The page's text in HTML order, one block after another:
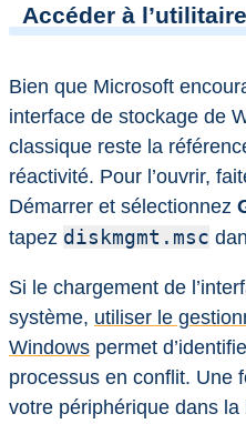
Accéder à
Bien que Microsoft
interface de stockage de
classique reste la
réactivité. Pour l’ouvrir,
Démarrer et sélectionnez
tapez diskmgmt.msc
Si le chargement de
système, utiliser le
Windows permet
processus en conflit. Une
votre périphérique dans la